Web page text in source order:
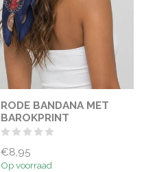
RODE BANDANA MET
BAROKPRINT
€8,95
Op voorraad